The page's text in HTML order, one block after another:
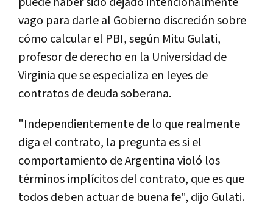
vago para darle al Gobierno discreción sobre
cómo calcular el PBI, según Mitu Gulati,
profesor de derecho en la Universidad de
Virginia que se especializa en leyes de
contratos de deuda soberana.
"Independientemente de lo que realmente
diga el contrato, la pregunta es si el
comportamiento de Argentina violó los
términos implícitos del contrato, que es que
todos deben actuar de buena fe", dijo Gulati.